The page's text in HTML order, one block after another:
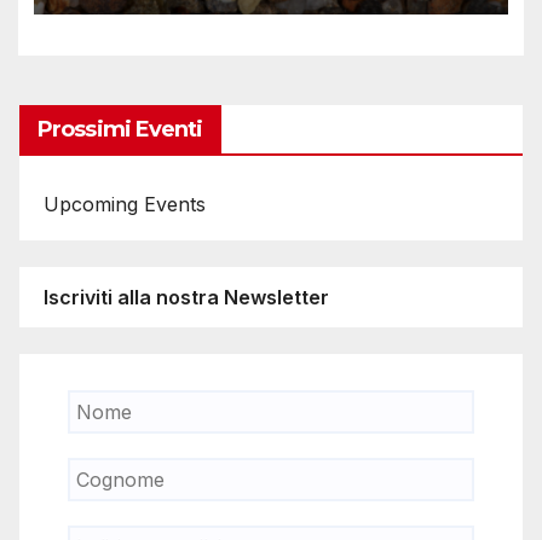
Prossimi Eventi
Upcoming Events
Iscriviti alla nostra Newsletter